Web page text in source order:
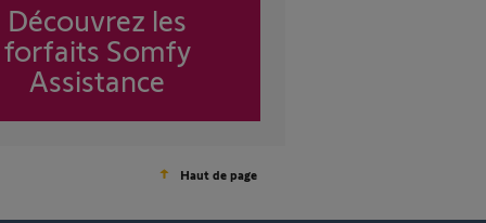
Découvrez les
forfaits Somfy
Assistance
Haut de page